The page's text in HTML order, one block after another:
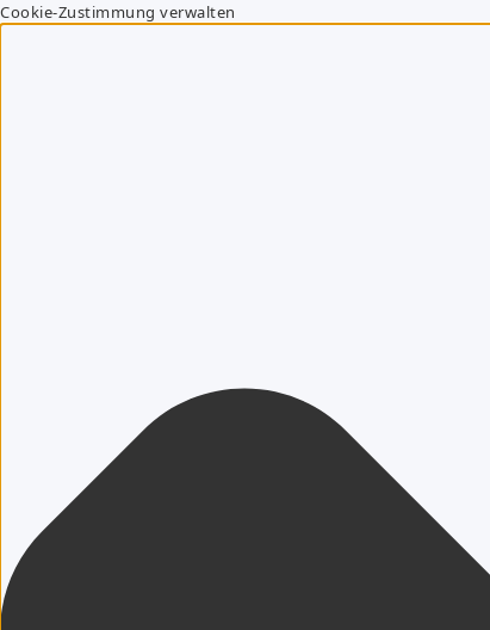
Cookie-Zustimmung verwalten